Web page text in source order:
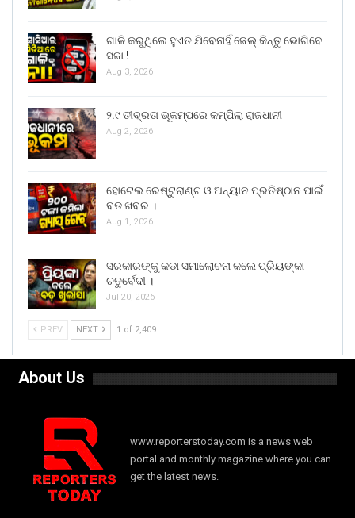
ଗାଳି କରୁଥିଲେ ହୁଏତ ଯିବେନାହିଁ ଜେଲ୍ କିନ୍ତୁ ଭୋଗିବେ
ସଜା !
Aug 3, 2026
୨.୯ ତୀବ୍ରତା ଭୂକମ୍ପରେ କମ୍ପିଲା ରାଜଧାନୀ
Aug 2, 2026
ହୋଟେଲ ରେଷ୍ଟୁରାଣ୍ଟ ଓ ଅନ୍ୟାନ ପ୍ରତିଷ୍ଠାନ ପାଇଁ
ବଡ ଖବର ।
Aug 1, 2026
ସରକାରଙ୍କୁ କଡା ସମାଲୋଚନା କଲେ ପ୍ରିୟଙ୍କା
ଚତୁର୍ବେଦୀ ।
Jul 20, 2026
PREV NEXT 1 of 2,409
About Us
www.reporterstoday.com is a news web
portal and monthly magazine where you can
get the latest news.